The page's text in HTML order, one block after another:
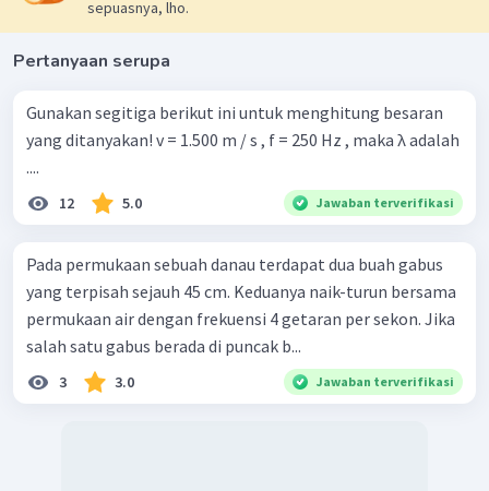
sepuasnya, lho.
Pertanyaan serupa
Gunakan segitiga berikut ini untuk menghitung besaran
yang ditanyakan! v = 1.500 m / s , f = 250 Hz , maka λ adalah
....
12 5.0 Jawaban terverifikasi
Pada permukaan sebuah danau terdapat dua buah gabus
yang terpisah sejauh 45 cm. Keduanya naik-turun bersama
permukaan air dengan frekuensi 4 getaran per sekon. Jika
salah satu gabus berada di puncak b...
3 3.0 Jawaban terverifikasi